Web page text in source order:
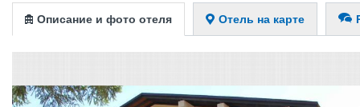
Описание и фото отеля Отель на карте